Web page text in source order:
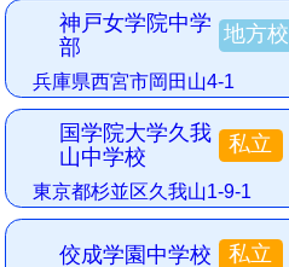
神戸女学院中学
部
地方校
兵庫県西宮市岡田山4-1
国学院大学久我
山中学校
私立
東京都杉並区久我山1-9-1
佼成学園中学校 私立